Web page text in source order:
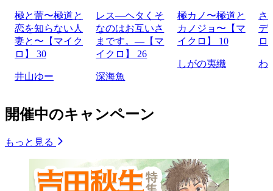
極と蕾〜極道と
恋を知らない人
妻と〜【マイク
ロ】 30
井山ゆー
レス―ヘタくそ
なのはお互いさ
まです。―【マ
イクロ】 26
深海魚
極カノ〜極道と
カノジョ〜【マ
イクロ】 10
しがの夷織
さ
デ
ロ
わ
開催中のキャンペーン
もっと見る